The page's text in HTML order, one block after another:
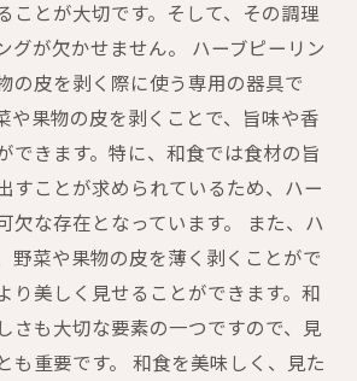
ことが大切です。そして、その調理
グが欠かせません。 ハーブピーリン
の皮を剥く際に使う専用の器具で
や果物の皮を剥くことで、旨味や香
できます。特に、和食では食材の旨
すことが求められているため、ハー
欠な存在となっています。 また、ハ
野菜や果物の皮を薄く剥くことがで
り美しく見せることができます。和
さも大切な要素の一つですので、見
も重要です。 和食を美味しく、見た